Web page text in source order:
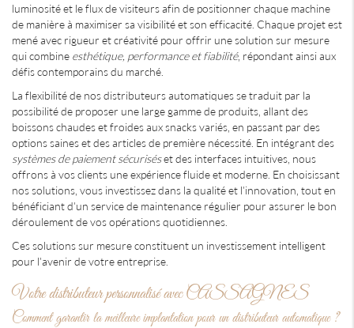
luminosité et le flux de visiteurs afin de positionner chaque machine
de manière à maximiser sa visibilité et son efficacité. Chaque projet est
mené avec rigueur et créativité pour offrir une solution sur mesure
qui combine esthétique, performance et fiabilité, répondant ainsi aux
défis contemporains du marché.
La flexibilité de nos distributeurs automatiques se traduit par la
possibilité de proposer une large gamme de produits, allant des
boissons chaudes et froides aux snacks variés, en passant par des
options saines et des articles de première nécessité. En intégrant des
systèmes de paiement sécuriséset des interfaces intuitives, nous
offrons à vos clients une expérience fluide et moderne. En choisissant
nos solutions, vous investissez dans la qualité et l'innovation, tout en
bénéficiant d'un service de maintenance régulier pour assurer le bon
déroulement de vos opérations quotidiennes.
Ces solutions sur mesure constituent un investissement intelligent
pour l'avenir de votre entreprise.
Votre distributeur personnalisé avec CASSAGNES
Comment garantir la meilleure implantation pour un distributeur automatique ?